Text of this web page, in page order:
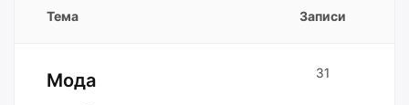
Тема Записи
Мода 31